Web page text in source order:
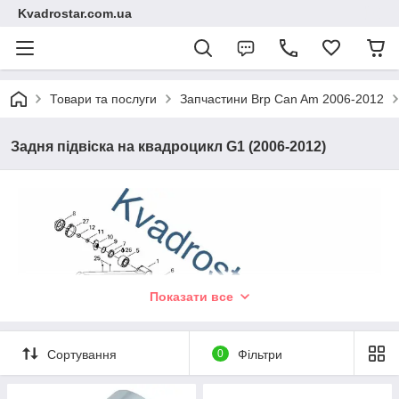
Kvadrostar.com.ua
Товари та послуги Запчастини Brp Can Am 2006-2012
Задня підвіска на квадроцикл G1 (2006-2012)
Показати все
Сортування 0 Фільтри